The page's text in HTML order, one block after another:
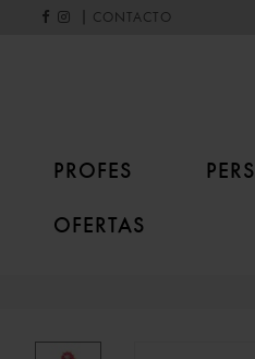
CONTACTO
PROFES
OFERTAS